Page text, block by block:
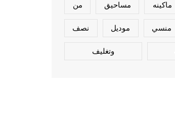
ماكينه مساحيق من
منسي موديل نصف
وتغليف